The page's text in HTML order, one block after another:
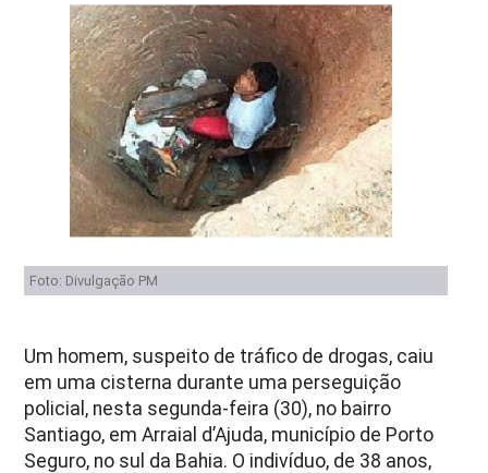
Foto: Divulgação PM
Um homem, suspeito de tráfico de drogas, caiu
em uma cisterna durante uma perseguição
policial, nesta segunda-feira (30), no bairro
Santiago, em Arraial d’Ajuda, município de Porto
Seguro, no sul da Bahia. O indivíduo, de 38 anos,